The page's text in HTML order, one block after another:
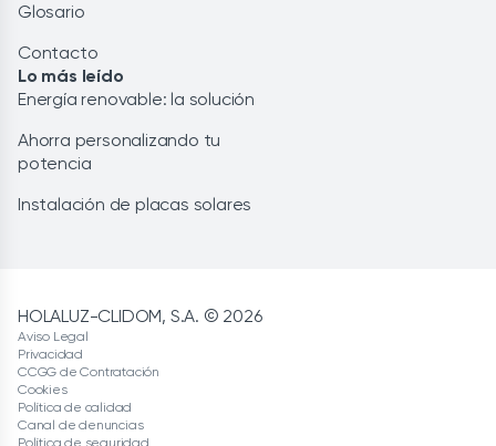
Glosario
Contacto
Lo más leído
Energía renovable: la solución
Ahorra personalizando tu
potencia
Instalación de placas solares
HOLALUZ-CLIDOM, S.A. © 2026
Aviso Legal
Privacidad
CCGG de Contratación
Cookies
Política de calidad
Canal de denuncias
Política de seguridad